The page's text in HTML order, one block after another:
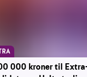
000 kroner til